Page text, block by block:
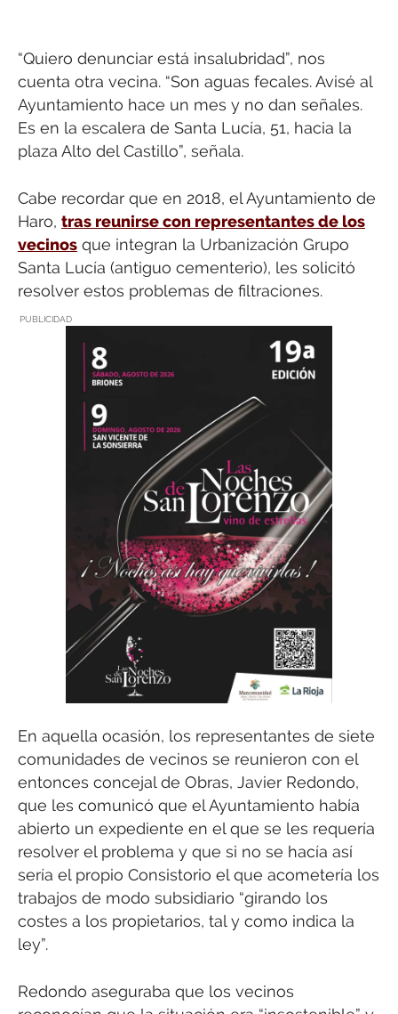
“Quiero denunciar está insalubridad”, nos
cuenta otra vecina. “Son aguas fecales. Avisé al
Ayuntamiento hace un mes y no dan señales.
Es en la escalera de Santa Lucía, 51, hacia la
plaza Alto del Castillo”, señala.
Cabe recordar que en 2018, el Ayuntamiento de
Haro, tras reunirse con representantes de los
vecinos que integran la Urbanización Grupo
Santa Lucía (antiguo cementerio), les solicitó
resolver estos problemas de filtraciones.
PUBLICIDAD
En aquella ocasión, los representantes de siete
comunidades de vecinos se reunieron con el
entonces concejal de Obras, Javier Redondo,
que les comunicó que el Ayuntamiento había
abierto un expediente en el que se les requería
resolver el problema y que si no se hacía así
sería el propio Consistorio el que acometería los
trabajos de modo subsidiario “girando los
costes a los propietarios, tal y como indica la
ley”.
Redondo aseguraba que los vecinos